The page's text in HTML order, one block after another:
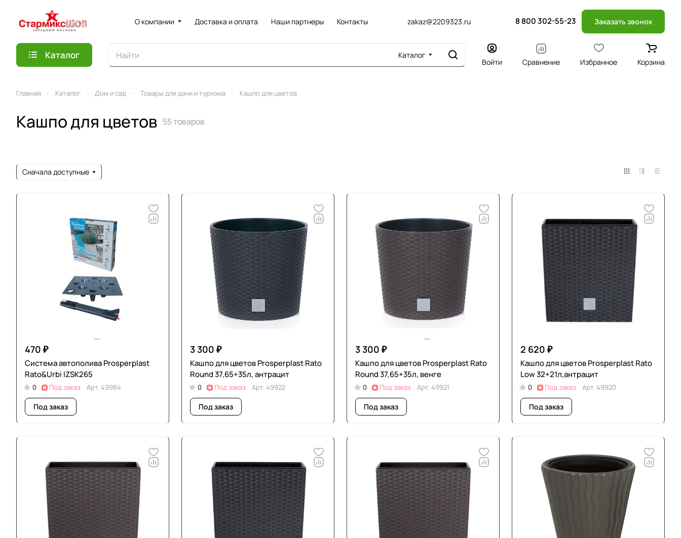
О компании Доставка и оплата Наши партнеры Контакты zakaz@2209323.ru 8 800 302-55-23 Заказать звонок
Каталог Каталог
Войти Сравнение Избранное Корзина
Главная Каталог Дом и сад Товары для дачи и туризма Кашпо для цветов
Кашпо для цветов 55 товаров
Сначала доступные
470 ₽
Система автополива Prosperplast
Rato&Urbi IZSK265
0 Под заказ Арт. 49984
Под заказ
3 300 ₽
Кашпо для цветов Prosperplast Rato
Round 37,65+35л, антрацит
0 Под заказ Арт. 49922
Под заказ
3 300 ₽
Кашпо для цветов Prosperplast Rato
Round 37,65+35л, венге
0 Под заказ Арт. 49921
Под заказ
2 620 ₽
Кашпо для цветов Prosperplast Rato
Low 32+21л,антрацит
0 Под заказ Арт. 49920
Под заказ